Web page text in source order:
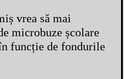
vrea să mai
microbuze școlare
funcție de fondurile